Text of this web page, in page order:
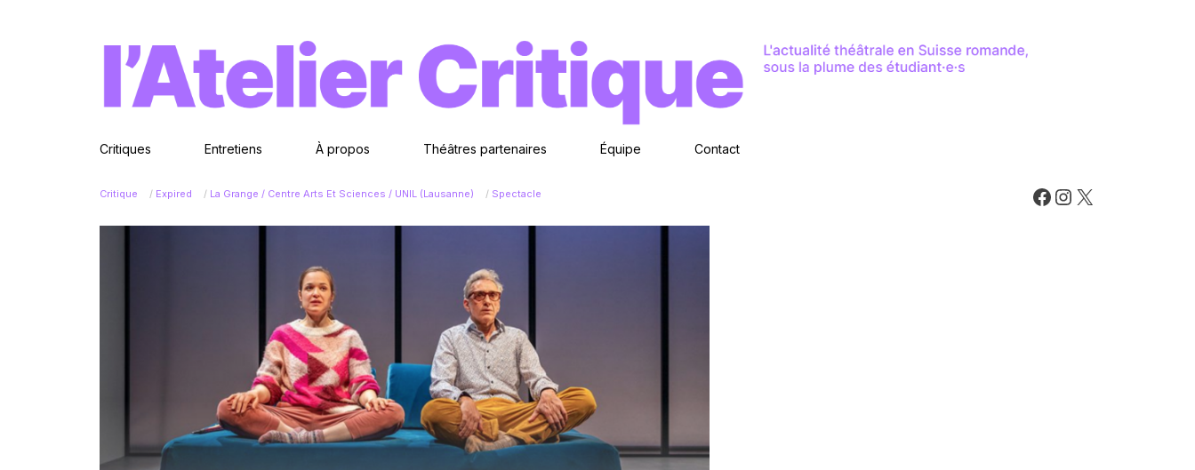
Critiques Entretiens À propos Théâtres partenaires Équipe Contact
Critique / Expired / La Grange / Centre Arts Et Sciences / UNIL (Lausanne) / Spectacle